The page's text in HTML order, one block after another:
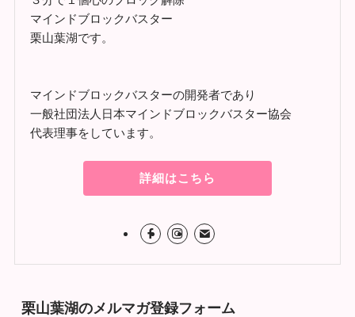
マインドブロックバスター
栗山葉湖です。
マインドブロックバスターの開発者であり
一般社団法人日本マインドブロックバスター協会
代表理事をしています。
詳細はこちら
栗山葉湖のメルマガ登録フォーム